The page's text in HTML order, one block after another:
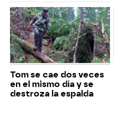
Tom se cae dos veces
en el mismo día y se
destroza la espalda